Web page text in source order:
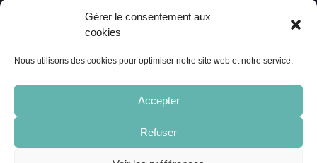
Gérer le consentement aux
cookies
Nous utilisons des cookies pour optimiser notre site web et notre service.
Accepter
RefuserCRÉDITS